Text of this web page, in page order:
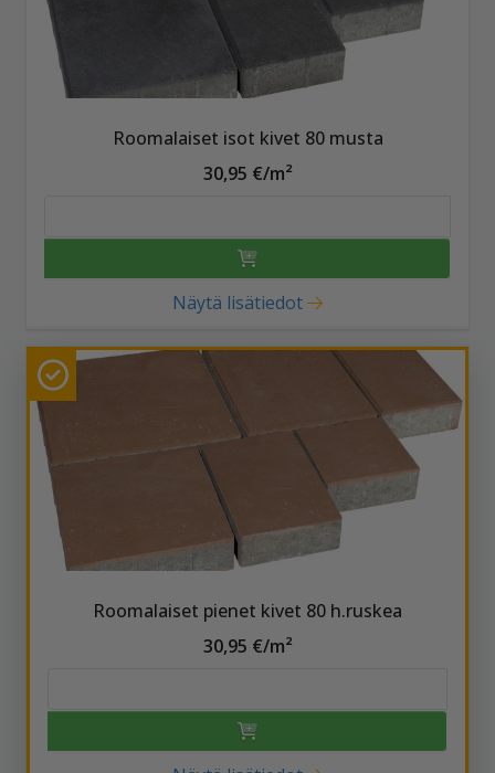
Roomalaiset isot kivet 80 musta
30,95 €/m²
Näytä lisätiedot
Roomalaiset pienet kivet 80 h.ruskea
30,95 €/m²